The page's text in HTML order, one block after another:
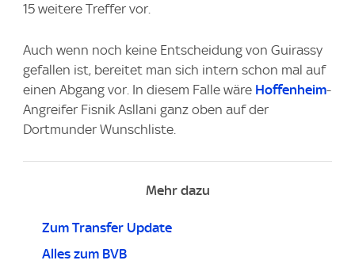
15 weitere Treffer vor.
Auch wenn noch keine Entscheidung von Guirassy
gefallen ist, bereitet man sich intern schon mal auf
einen Abgang vor. In diesem Falle wäre Hoffenheim-
Angreifer Fisnik Asllani ganz oben auf der
Dortmunder Wunschliste.
Mehr dazu
Zum Transfer Update
Alles zum BVB